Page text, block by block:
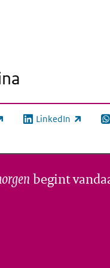
link) LinkedIn
(externe link)
begint